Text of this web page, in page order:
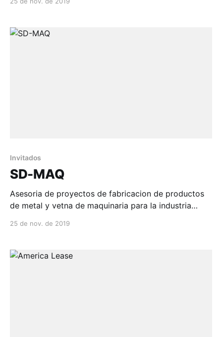
Invitados
SD-MAQ
Asesoria de proyectos de fabricacion de productos
de metal y vetna de maquinaria para la industria
25 de nov. de 2019